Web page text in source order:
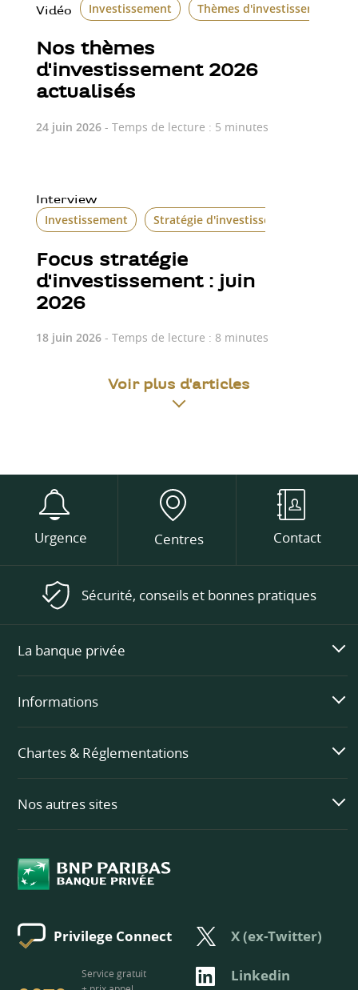
Vidéo Investissement Thèmes d'investissement
Nos thèmes
d'investissement 2026
actualisés
24 juin 2026- Temps de lecture : 5 minutes
Interview
Investissement Stratégie d'investissement
Focus stratégie
d'investissement : juin
2026
18 juin 2026- Temps de lecture : 8 minutes
Voir plus d'articles
Urgence Centres Contact
Sécurité, conseils et bonnes pratiques
La banque privée
Informations
Chartes & Réglementations
Nos autres sites
Privilege Connect
Service gratuit
X (ex-Twitter)
Linkedin